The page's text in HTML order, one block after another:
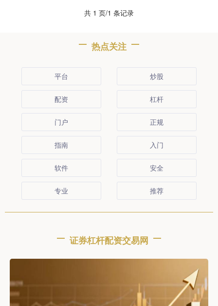
共 1 页/1 条记录
热点关注
平台 炒股
配资 杠杆
门户 正规
指南 入门
软件 安全
专业 推荐
证券杠杆配资交易网